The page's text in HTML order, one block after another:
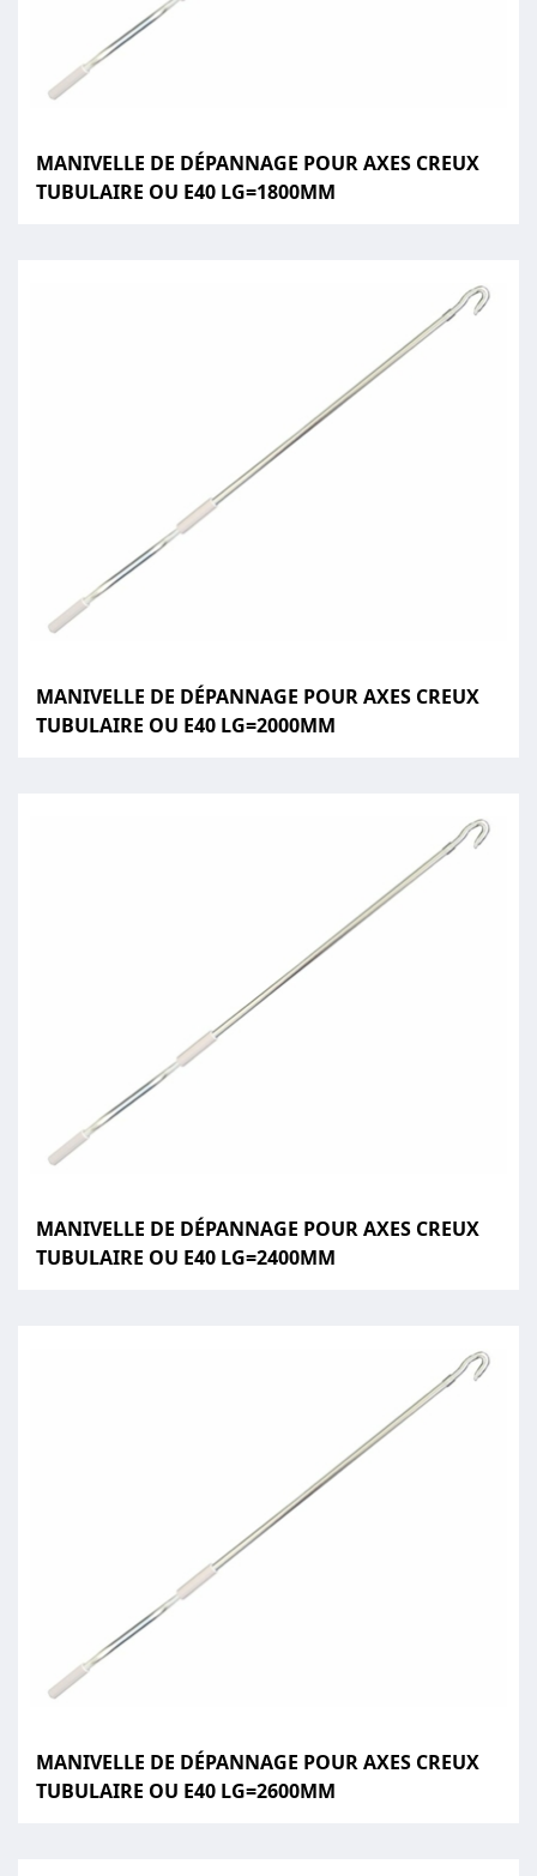
MANIVELLE DE DÉPANNAGE POUR AXES CREUX
TUBULAIRE OU E40 LG=1800MM
MANIVELLE DE DÉPANNAGE POUR AXES CREUX
TUBULAIRE OU E40 LG=2000MM
MANIVELLE DE DÉPANNAGE POUR AXES CREUX
TUBULAIRE OU E40 LG=2400MM
MANIVELLE DE DÉPANNAGE POUR AXES CREUX
TUBULAIRE OU E40 LG=2600MM